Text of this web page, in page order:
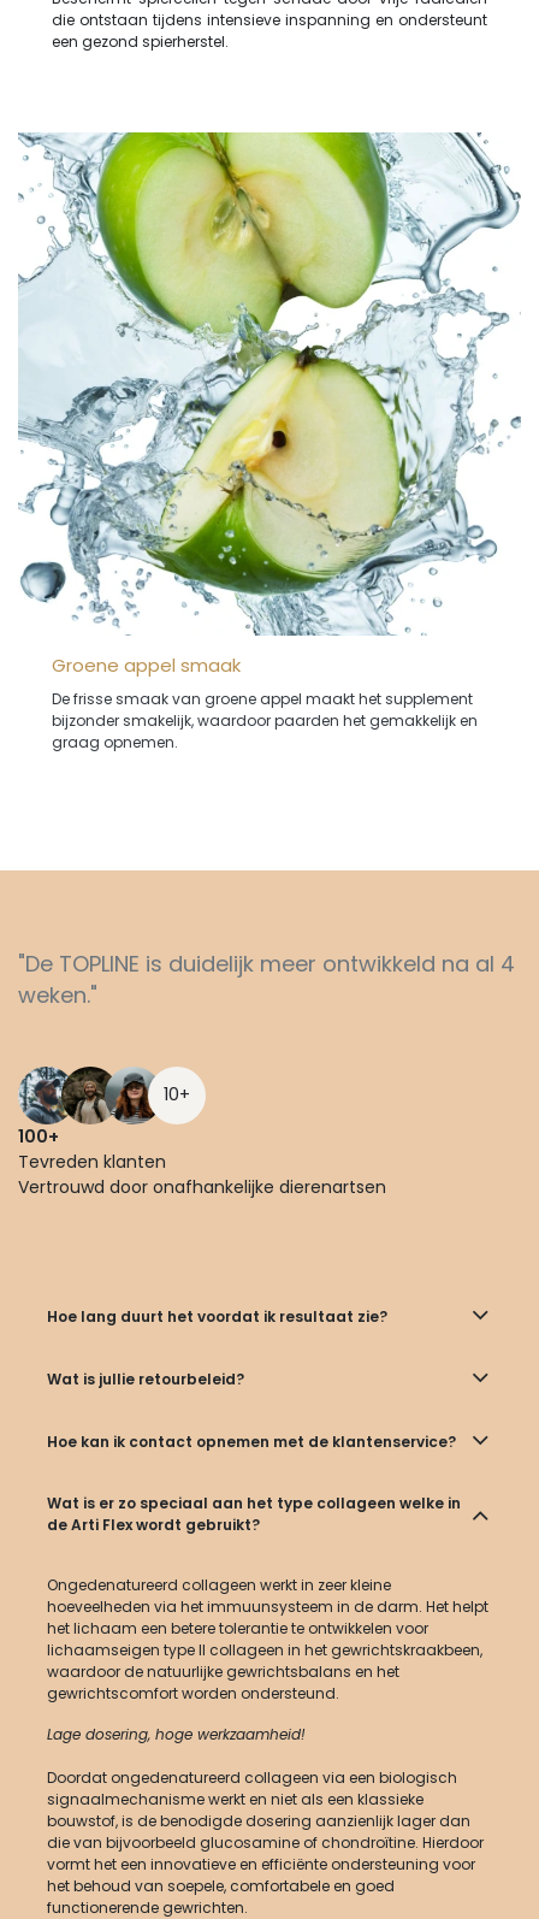
die ontstaan tijdens intensieve inspanning en ondersteunt
een gezond spierherstel.
Groene appel smaak
De frisse smaak van groene appel maakt het supplement
bijzonder smakelijk, waardoor paarden het gemakkelijk en
graag opnemen.
"De TOPLINE is duidelijk meer ontwikkeld na al 4
weken."
10+
100+
Tevreden klanten
Vertrouwd door onafhankelijke dierenartsen
Hoe lang duurt het voordat ik resultaat zie?
Wat is jullie retourbeleid?
Hoe kan ik contact opnemen met de klantenservice?
Wat is er zo speciaal aan het type collageen welke in
de Arti Flex wordt gebruikt?
Ongedenatureerd collageen werkt in zeer kleine
hoeveelheden via het immuunsysteem in de darm. Het helpt
het lichaam een betere tolerantie te ontwikkelen voor
lichaamseigen type II collageen in het gewrichtskraakbeen,
waardoor de natuurlijke gewrichtsbalans en het
gewrichtscomfort worden ondersteund.
Lage dosering, hoge werkzaamheid!
Doordat ongedenatureerd collageen via een biologisch
signaalmechanisme werkt en niet als een klassieke
bouwstof, is de benodigde dosering aanzienlijk lager dan
die van bijvoorbeeld glucosamine of chondroïtine. Hierdoor
vormt het een innovatieve en efficiënte ondersteuning voor
het behoud van soepele, comfortabele en goed
functionerende gewrichten.